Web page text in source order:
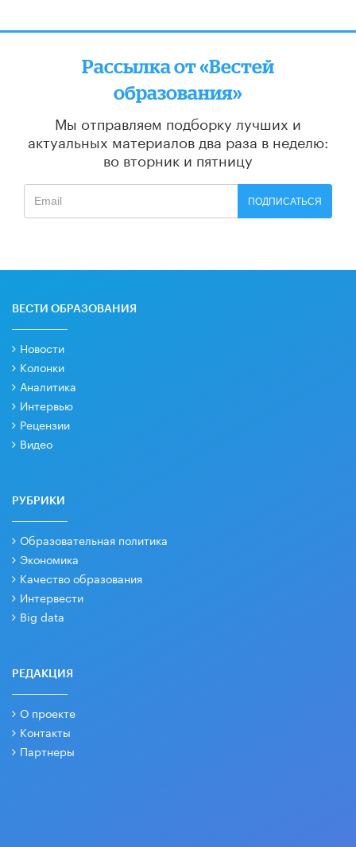
Рассылка от «Вестей
образования»
Мы отправляем подборку лучших и
актуальных материалов два раза в неделю:
во вторник и пятницу
ПОДПИСАТЬСЯ
ВЕСТИ ОБРАЗОВАНИЯ
Новости
Колонки
Аналитика
Интервью
Рецензии
Видео
РУБРИКИ
Образовательная политика
Экономика
Качество образования
Интервести
Big data
РЕДАКЦИЯ
О проекте
Контакты
Партнеры